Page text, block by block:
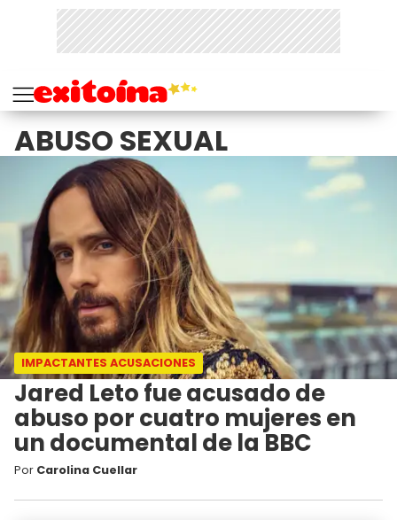
ABUSO SEXUAL
IMPACTANTES ACUSACIONES
Jared Leto fue acusado de
abuso por cuatro mujeres en
un documental de la BBC
Por Carolina Cuellar